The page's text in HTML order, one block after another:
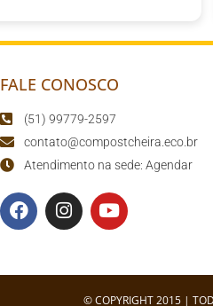
FALE CONOSCO
(51) 99779-2597
contato@compostcheira.eco.br
Atendimento na sede: Agendar
© COPYRIGHT 2015 |